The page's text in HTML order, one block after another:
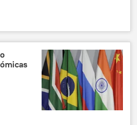
México
Tren El Insurgente